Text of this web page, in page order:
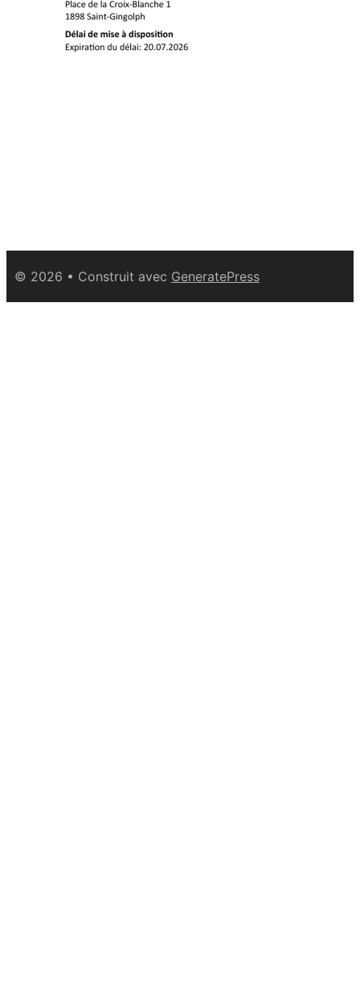
© 2026 • Construit avec GeneratePress